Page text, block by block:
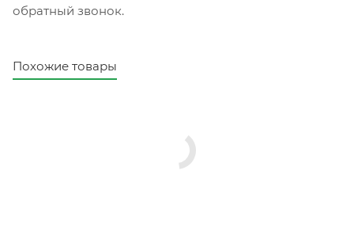
обратный звонок.
Похожие товары